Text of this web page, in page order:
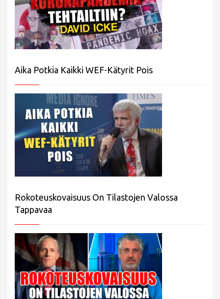
Aika Potkia Kaikki WEF-Kätyrit Pois
Rokoteuskovaisuus On Tilastojen Valossa
Tappavaa